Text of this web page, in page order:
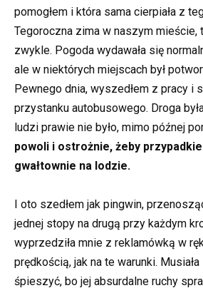
pomogłem i która sama cierpiała z
Tegoroczna zima w naszym mieście,
zwykle. Pogoda wydawała się
ale w niektórych miejscach był
Pewnego dnia, wyszedłem z pracy i
przystanku autobusowego. Droga
ludzi prawie nie było, mimo późnej
powoli i ostrożnie, żeby
gwałtownie na lodzie.
I oto szedłem jak pingwin,
jednej stopy na drugą przy każdym
wyprzedziła mnie z reklamówką w
prędkością, jak na te warunki.
śpieszyć, bo jej absurdalne ruchy